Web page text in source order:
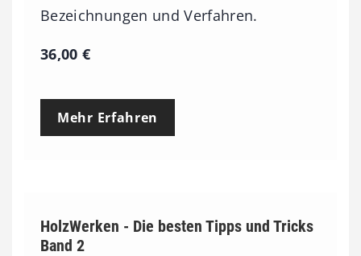
Bezeichnungen und Verfahren.
36,00€
Mehr Erfahren
HolzWerken - Die besten Tipps und Tricks
Band 2